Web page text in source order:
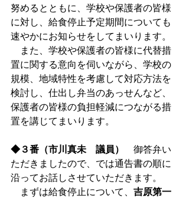
努めるとともに、学校や保護者の皆様
に対し、給食停止予定期間についても
速やかにお知らせをしてまいります。
また、学校や保護者の皆様に代替措
置に関する意向を伺いながら、学校の
規模、地域特性を考慮して対応方法を
検討し、仕出し弁当のあっせんなど、
保護者の皆様の負担軽減につながる措
置を講じてまいります。
◆３番（市川真未　議員）
御答弁い
ただきましたので、では通告書の順に
沿ってお話しさせていただきます。
まずは給食停止について、 吉原第一